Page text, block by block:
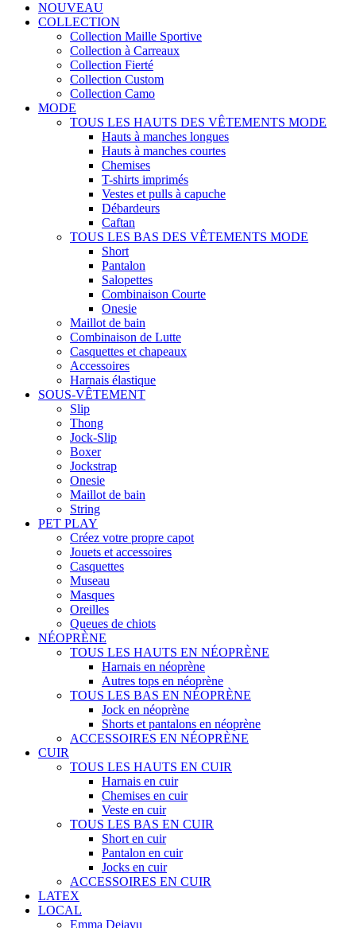
NOUVEAU
COLLECTION
Collection Maille Sportive
Collection à Carreaux
Collection Fierté
Collection Custom
Collection Camo
MODE
TOUS LES HAUTS DES VÊTEMENTS MODE
Hauts à manches longues
Hauts à manches courtes
Chemises
T-shirts imprimés
Vestes et pulls à capuche
Débardeurs
Caftan
TOUS LES BAS DES VÊTEMENTS MODE
Short
Pantalon
Salopettes
Combinaison Courte
Onesie
Maillot de bain
Combinaison de Lutte
Casquettes et chapeaux
Accessoires
Harnais élastique
SOUS-VÊTEMENT
Slip
Thong
Jock-Slip
Boxer
Jockstrap
Onesie
Maillot de bain
String
PET PLAY
Créez votre propre capot
Jouets et accessoires
Casquettes
Museau
Masques
Oreilles
Queues de chiots
NÉOPRÈNE
TOUS LES HAUTS EN NÉOPRÈNE
Harnais en néoprène
Autres tops en néoprène
TOUS LES BAS EN NÉOPRÈNE
Jock en néoprène
Shorts et pantalons en néoprène
ACCESSOIRES EN NÉOPRÈNE
CUIR
TOUS LES HAUTS EN CUIR
Harnais en cuir
Chemises en cuir
Veste en cuir
TOUS LES BAS EN CUIR
Short en cuir
Pantalon en cuir
Jocks en cuir
ACCESSOIRES EN CUIR
LATEX
LOCAL
Emma Dejavu